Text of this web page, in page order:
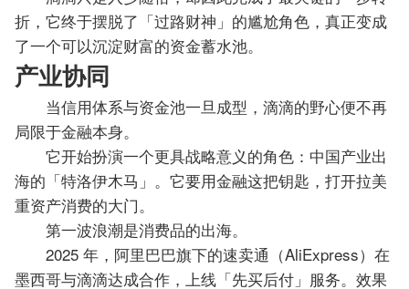
折，它终于摆脱了「过路财神」的尴尬角色，真正变成
了一个可以沉淀财富的资金蓄水池。
产业协同
当信用体系与资金池一旦成型，滴滴的野心便不再
局限于金融本身。
它开始扮演一个更具战略意义的角色：中国产业出
海的「特洛伊木马」。它要用金融这把钥匙，打开拉美
重资产消费的大门。
第一波浪潮是消费品的出海。
2025 年，阿里巴巴旗下的速卖通（AliExpress）在
墨西哥与滴滴达成合作，上线「先买后付」服务。效果